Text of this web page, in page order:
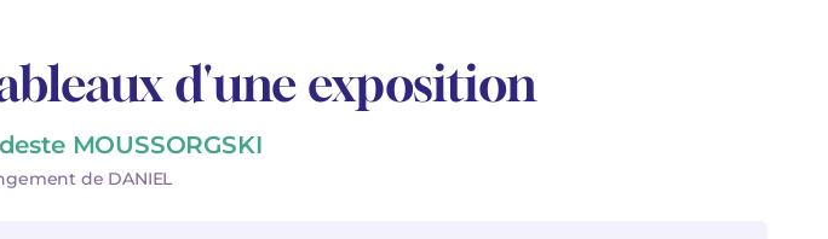
d'une exposition
MOUSSORGSKI
de DANIEL